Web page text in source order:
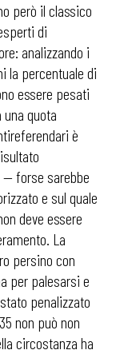
però il classico
di
analizzando i
la percentuale di
essere pesati
quota
è
— forse sarebbe
e sul quale
deve essere
La
persino con
per palesarsi e
penalizzato
non può non
circostanza ha